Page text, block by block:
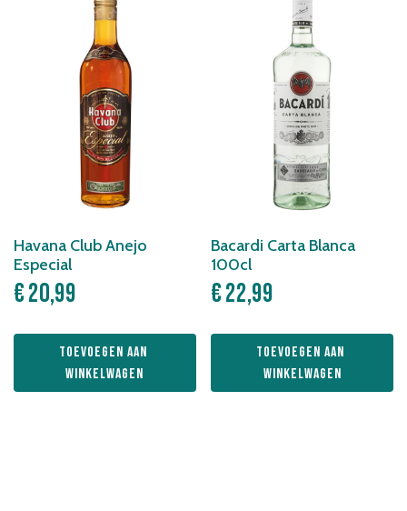
Havana Club Anejo
Especial
€20,99
Toevoegen aan
winkelwagen
Bacardi Carta Blanca
100cl
€22,99
Toevoegen aan
winkelwagen